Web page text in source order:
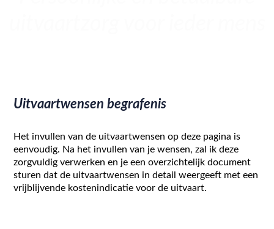
Uitvaartwensen begrafenis
Het invullen van de uitvaartwensen op deze pagina is
eenvoudig. Na het invullen van je wensen, zal ik deze
zorgvuldig verwerken en je een overzichtelijk document
sturen dat de uitvaartwensen in detail weergeeft met een
vrijblijvende kostenindicatie voor de uitvaart.